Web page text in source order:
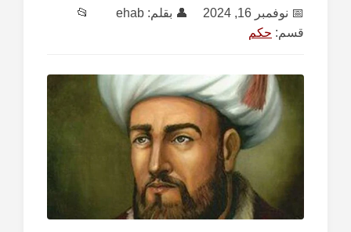
📅 نوفمبر 16, 2024 👤 بقلم: ehab
📂
قسم: حكم